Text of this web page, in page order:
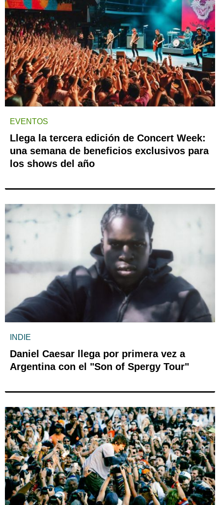
EVENTOS
Llega la tercera edición de Concert Week:
una semana de beneficios exclusivos para
los shows del año
INDIE
Daniel Caesar llega por primera vez a
Argentina con el "Son of Spergy Tour"